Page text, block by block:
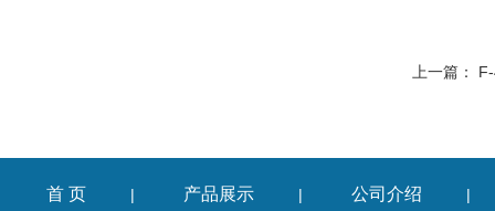
上一篇：
首 页 | 产品展示 | 公司介绍 |